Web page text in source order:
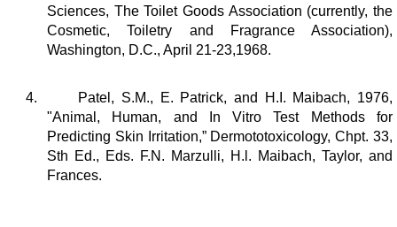
Sciences, The Toilet Goods Association (currently, the
Cosmetic, Toiletry and Fragrance Association),
Washington, D.C., April 21-23,1968.
4. Patel, S.M., E. Patrick, and H.I. Maibach, 1976,
"Animal, Human, and In Vitro Test Methods for
Predicting Skin Irritation,” Dermototoxicology,Chpt. 33,
Sth Ed., Eds. F.N. Marzulli, H.l. Maibach, Taylor, and
Frances.